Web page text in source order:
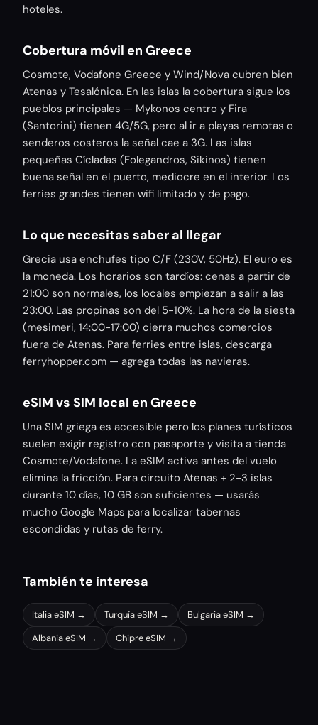
hoteles.
Cobertura móvil en Greece
Cosmote, Vodafone Greece y Wind/Nova cubren bien
Atenas y Tesalónica. En las islas la cobertura sigue los
pueblos principales — Mykonos centro y Fira
(Santorini) tienen 4G/5G, pero al ir a playas remotas o
senderos costeros la señal cae a 3G. Las islas
pequeñas Cícladas (Folegandros, Sikinos) tienen
buena señal en el puerto, mediocre en el interior. Los
ferries grandes tienen wifi limitado y de pago.
Lo que necesitas saber al llegar
Grecia usa enchufes tipo C/F (230V, 50Hz). El euro es
la moneda. Los horarios son tardíos: cenas a partir de
21:00 son normales, los locales empiezan a salir a las
23:00. Las propinas son del 5-10%. La hora de la siesta
(mesimeri, 14:00-17:00) cierra muchos comercios
fuera de Atenas. Para ferries entre islas, descarga
ferryhopper.com — agrega todas las navieras.
eSIM vs SIM local en Greece
Una SIM griega es accesible pero los planes turísticos
suelen exigir registro con pasaporte y visita a tienda
Cosmote/Vodafone. La eSIM activa antes del vuelo
elimina la fricción. Para circuito Atenas + 2-3 islas
durante 10 días, 10 GB son suficientes — usarás
mucho Google Maps para localizar tabernas
escondidas y rutas de ferry.
También te interesa
ItaliaeSIM → TurquíaeSIM → BulgariaeSIM →
AlbaniaeSIM → ChipreeSIM →